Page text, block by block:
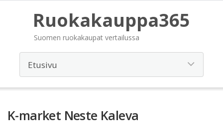
Ruokakauppa365
Suomen ruokakaupat vertailussa
K-market Neste Kaleva